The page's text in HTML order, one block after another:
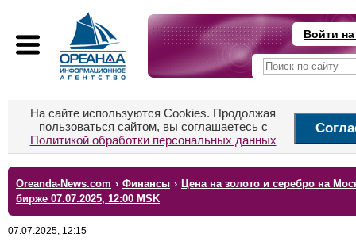
Войти
На сайте используются Cookies. Продолжая
пользоваться сайтом, вы соглашаетесь с
Политикой обработки персональных данных
Oreanda-News.com › Финансы › Цена на золото и серебро на
бирже 07.07.2025, 12:00 MSK
07.07.2025, 12:15